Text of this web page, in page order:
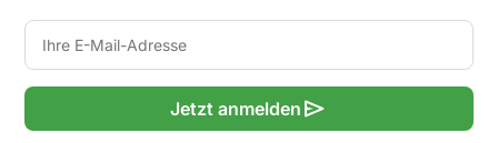
Jetzt anmelden send